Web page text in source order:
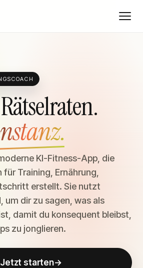
KI-Fitness-App, die
Training, Ernährung,
erstellt. Sie nutzt
dir zu sagen, was als
damit du konsequent bleibst,
zu jonglieren.
Jetzt starten→